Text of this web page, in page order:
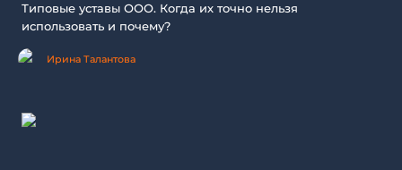
Типовые уставы ООО. Когда их точно нельзя
использовать и почему?
Ирина Талантова